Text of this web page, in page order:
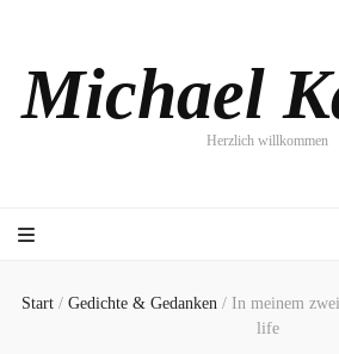
Michael
Herzlich willkommen
Start / Gedichte & Gedanken / In meinem
life